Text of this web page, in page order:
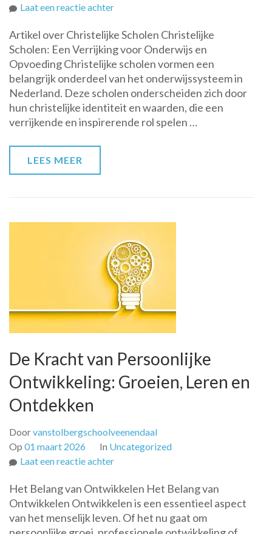
Laat een reactie achterop
Waarde
van
Christelijke
Scholen
in
het
Onderwijslandschap
Artikel over Christelijke Scholen Christelijke
Scholen: Een Verrijking voor Onderwijs en
Opvoeding Christelijke scholen vormen een
belangrijk onderdeel van het onderwijssysteem in
Nederland. Deze scholen onderscheiden zich door
hun christelijke identiteit en waarden, die een
verrijkende en inspirerende rol spelen …
LEES MEER
De Kracht van Persoonlijke
Ontwikkeling: Groeien, Leren en
Ontdekken
Doorvanstolbergschoolveenendaal
Op 01 maart 2026 In Uncategorized
Laat een reactie achterop
Kracht
van
Persoonlijke
Het Belang van Ontwikkelen Het Belang van
Ontwikkelen Ontwikkelen is een essentieel aspect
van het menselijk leven. Of het nu gaat om